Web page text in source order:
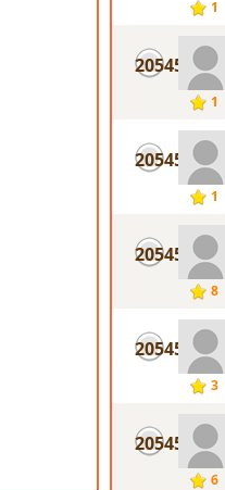
1
20545
1
20545
1
20545
8
20545
3
20545
6